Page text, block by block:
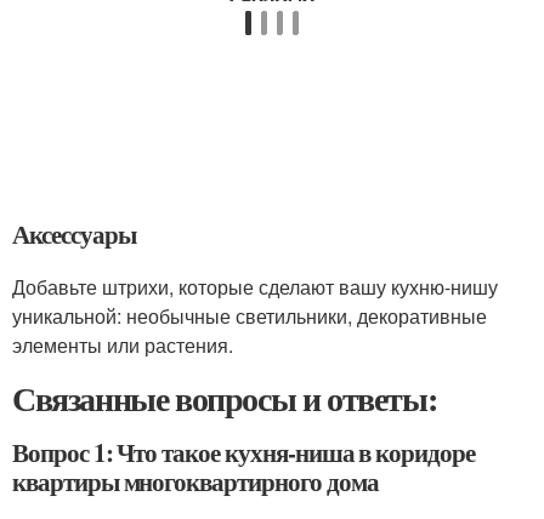
Аксессуары
Добавьте штрихи, которые сделают вашу кухню-нишу
уникальной: необычные светильники, декоративные
элементы или растения.
Связанные вопросы и ответы:
Вопрос 1: Что такое кухня-ниша в коридоре
квартиры многоквартирного дома